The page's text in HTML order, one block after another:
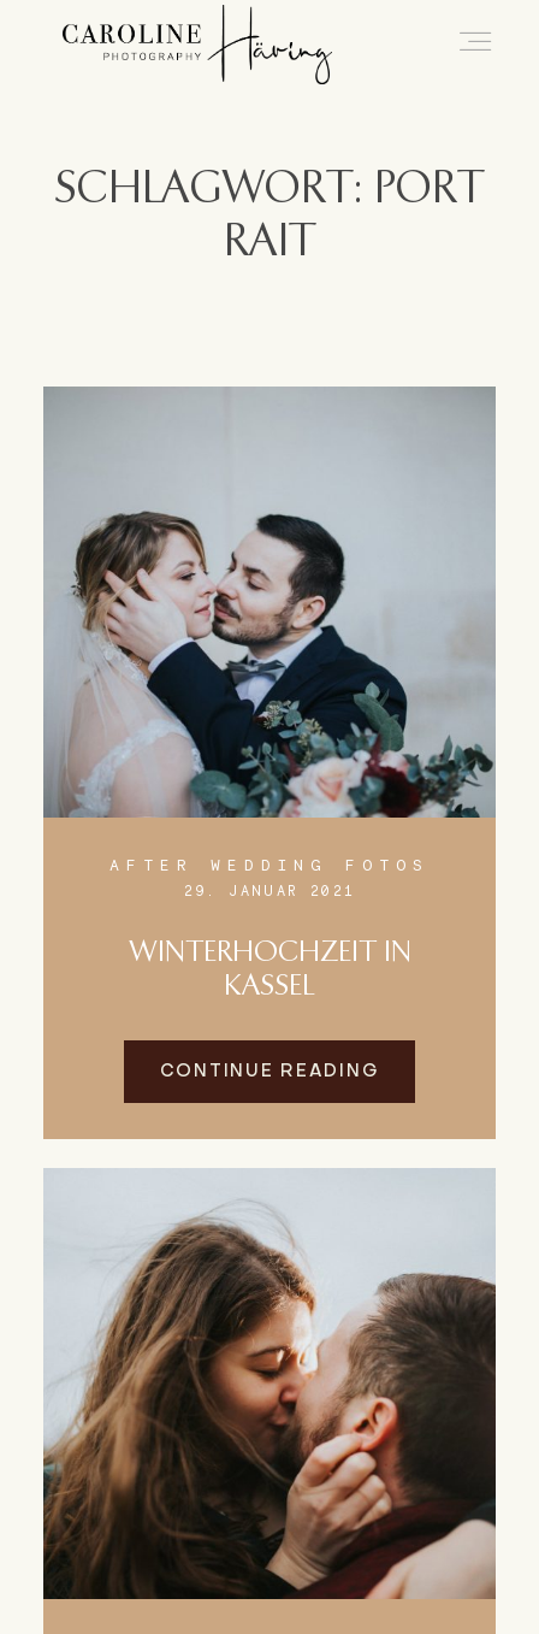
SCHLAGWORT: PORT
RAIT
AFTER WEDDING FOTOS
29. JANUAR 2021
WINTERHOCHZEIT IN
KASSEL
CONTINUE READING
Caro
Kontakt